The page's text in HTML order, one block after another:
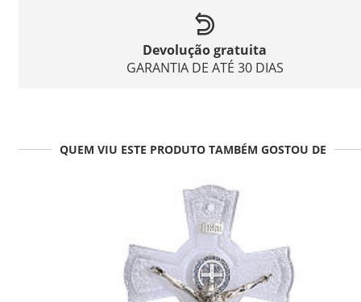
Devolução gratuita
GARANTIA DE ATÉ 30 DIAS
QUEM VIU ESTE PRODUTO TAMBÉM GOSTOU DE